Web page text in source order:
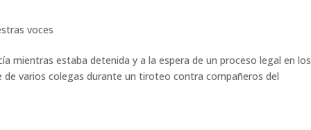
voces
mientras estaba detenida y a la espera de un proceso legal en los
varios colegas durante un tiroteo contra compañeros del